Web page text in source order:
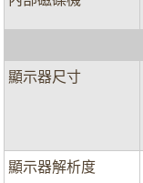
顯示器尺寸
顯示器解析度